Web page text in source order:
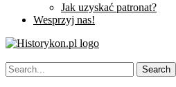
Jak uzyskać patronat?
Wesprzyj nas!